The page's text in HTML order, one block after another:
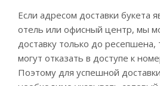
Если адресом доставки букета
отель или офисный центр, мы
доставку только до ресепшена,
могут отказать в доступе к
Поэтому для успешной